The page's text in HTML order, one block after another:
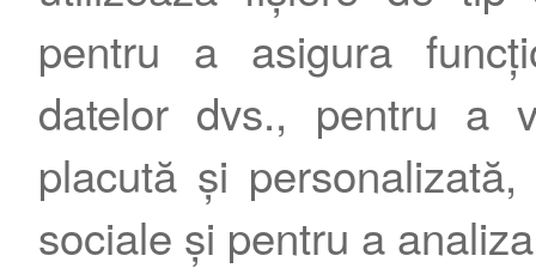
pentru a asigura
datelor dvs., pentru a
placută și
sociale și pentru a